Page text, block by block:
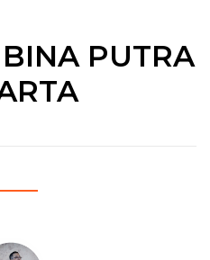
PUTRA